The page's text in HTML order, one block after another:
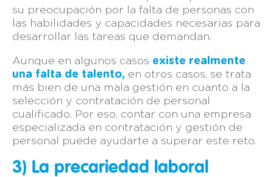
su preocupación por la falta de personas con
las habilidades y capacidades necesarias para
desarrollar las tareas que demandan.
Aunque en algunos casos existe realmente
una falta de talento, en otros casos, se trata
más bien de una mala gestión en cuanto a la
selección y contratación de personal
cualificado. Por eso, contar con una empresa
especializada en contratación y gestión de
personal puede ayudarte a superar este reto.
3) La precariedad laboral